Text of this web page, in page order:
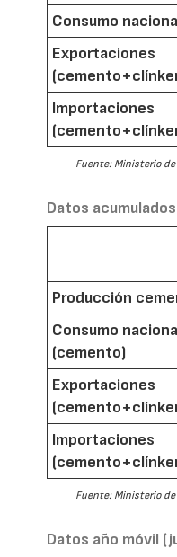
Consumo
Exportaciones
Importaciones
Fuente: Ministerio
Datos
Producción
Consumo
(cemento)
Exportaciones
Importaciones
Fuente: Ministerio
Datos año móvil